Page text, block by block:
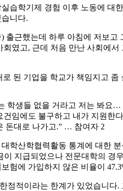
습학기제 경험 이후 노동에
니다.
출근했는데 하루 아침에 저보
였고, 근데 처음 만난 사회에
된 기업을 학교가 책임지고
학생들 없을 거라고 저는 봐요
임에도 불구하고 내가 지원한
돈대로 나가고.” … 참여자 2
학산학협력활동 통계에 대한
이 지급되었으나 전문대학의
험에 가입하지 않은 비율이
정적이라는 한계가 있었습니